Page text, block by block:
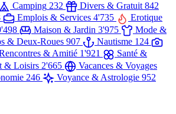
Camping 232 Divers & Gratuit 842
Emplois & Services 4'735
Erotique
Maison & Jardin 3'975
Mode &
& Deux-Roues 907 Nautisme 124
& Amitié 1'921
Santé &
& Loisirs 2'665
Vacances & Voyages
246 Voyance & Astrologie 952